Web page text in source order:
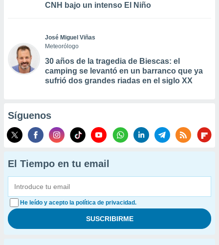
CNH bajo un intenso El Niño
José Miguel Viñas
Meteorólogo
30 años de la tragedia de Biescas: el
camping se levantó en un barranco que ya
sufrió dos grandes riadas en el siglo XX
Síguenos
El Tiempo en tu email
He leído y acepto la política de privacidad.